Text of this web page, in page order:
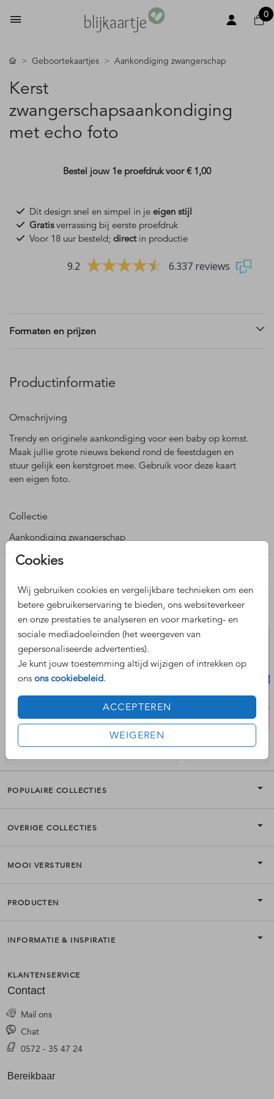
0
Cookies
Wij gebruiken cookies en vergelijkbare technieken om een
betere gebruikerservaring te bieden, ons websiteverkeer
en onze prestaties te analyseren en voor marketing- en
sociale mediadoeleinden (het weergeven van
gepersonaliseerde advertenties).
Je kunt jouw toestemming altijd wijzigen of intrekken op
ons ons cookiebeleid.
ACCEPTEREN
WEIGEREN
Geboortekaartjes Aankondiging zwangerschap
Kerst
zwangerschapsaankondiging
met echo foto
Bestel jouw 1e proefdruk voor€ 1,00
Dit design snel en simpel in je eigen stijl
Gratisverrassing bij eerste proefdruk
Voor 18 uur besteld; directin productie
9.2 6.337 reviews
Formaten en prijzen
Productinformatie
Omschrijving
Trendy en originele aankondiging voor een baby op komst.
Maak jullie grote nieuws bekend rond de feestdagen en
stuur gelijk een kerstgroet mee. Gebruik voor deze kaart
een eigen foto.
Collectie
Aankondiging zwangerschap
POPULAIRE COLLECTIES
OVERIGE COLLECTIES
MOOI VERSTUREN
PRODUCTEN
INFORMATIE & INSPIRATIE
KLANTENSERVICE
Contact
Mail ons
Chat
0572 - 35 47 24
Bereikbaar